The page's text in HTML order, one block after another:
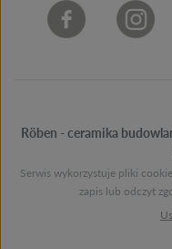
Röben - ceramika
Serwis wykorzystuje pliki
zapis lub odczyt